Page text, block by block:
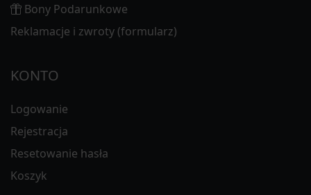
Bony Podarunkowe
Reklamacje i zwroty (formularz)
KONTO
Logowanie
Rejestracja
Resetowanie hasła
Koszyk